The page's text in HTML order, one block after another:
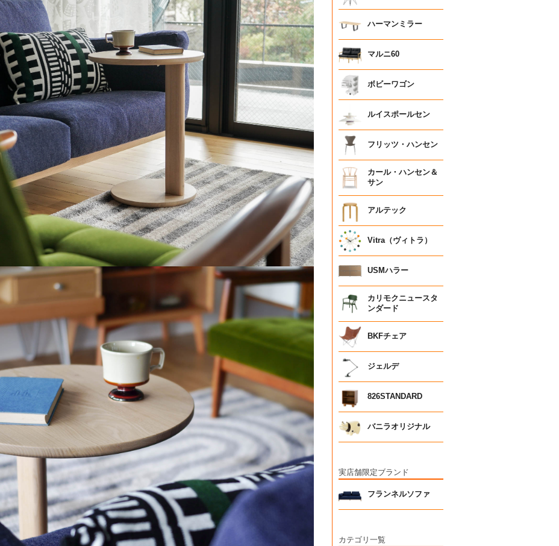
ハーマンミラー
マルニ60
ボビーワゴン
ルイスポールセン
フリッツ・ハンセン
カール・ハンセン＆
サン
アルテック
Vitra（ヴィトラ）
USMハラー
カリモクニュースタ
ンダード
BKFチェア
ジェルデ
826STANDARD
バニラオリジナル
実店舗限定ブランド
フランネルソファ
カテゴリ一覧